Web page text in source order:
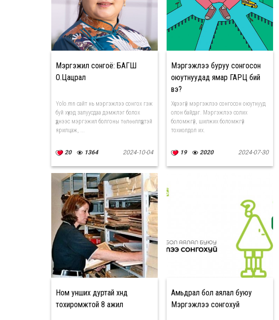
Мэргэжил сонгоё: БАГШ
О.Цацрал
Yolo.mn сайт нь мэргэжлээ сонгох гэж
буй хүүхэд залуусдаа дэмжлэг болох
үүднээс мэргэжил болгоны төлөөллүүдтэй
ярилцаж, ...
20 1364 2024-10-04
Мэргэжлээ буруу сонгосон
оюутнуудад ямар ГАРЦ бий
вэ?
Хүсээгүй мэргэжлээ сонгосон оюутнууд
олон байдаг. Мэргэжлээ солих
боломжгүй, шилжих боломжгүй
тохиолдол их.
19 2020 2024-07-30
Ном унших дуртай хүнд
тохиромжтой 8 ажил
Амьдрал бол аялал буюу
Мэргэжлээ сонгохуй